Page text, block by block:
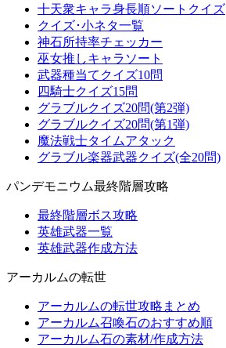
十天衆キャラ身長順ソートクイズ
クイズ･小ネタ一覧
神石所持率チェッカー
巫女推しキャラソート
武器種当てクイズ10問
四騎士クイズ15問
グラブルクイズ20問(第2弾)
グラブルクイズ20問(第1弾)
魔法戦士タイムアタック
グラブル楽器武器クイズ(全20問)
パンデモニウム最終階層攻略
最終階層ボス攻略
英雄武器一覧
英雄武器作成方法
アーカルムの転世
アーカルムの転世攻略まとめ
アーカルム召喚石のおすすめ順
アーカルム石の素材/作成方法